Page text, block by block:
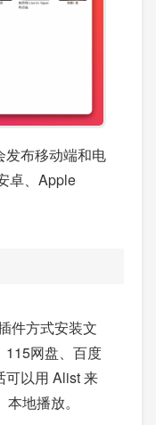
发布移动端和电
卓、Apple
件方式安装文
115网盘、百度
可以用 Alist 来
地播放。